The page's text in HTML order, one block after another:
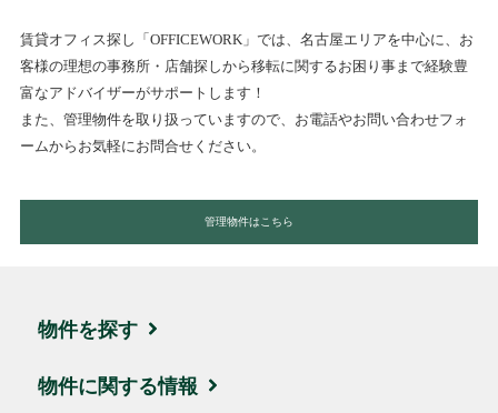
賃貸オフィス探し「OFFICEWORK」では、名古屋エリアを中心に、お
客様の理想の事務所・店舗探しから移転に関するお困り事まで経験豊
富なアドバイザーがサポートします！
また、管理物件を取り扱っていますので、お電話やお問い合わせフォ
ームからお気軽にお問合せください。
管理物件はこちら
物件を探す
エリア・住所から探す
物件に関する情報